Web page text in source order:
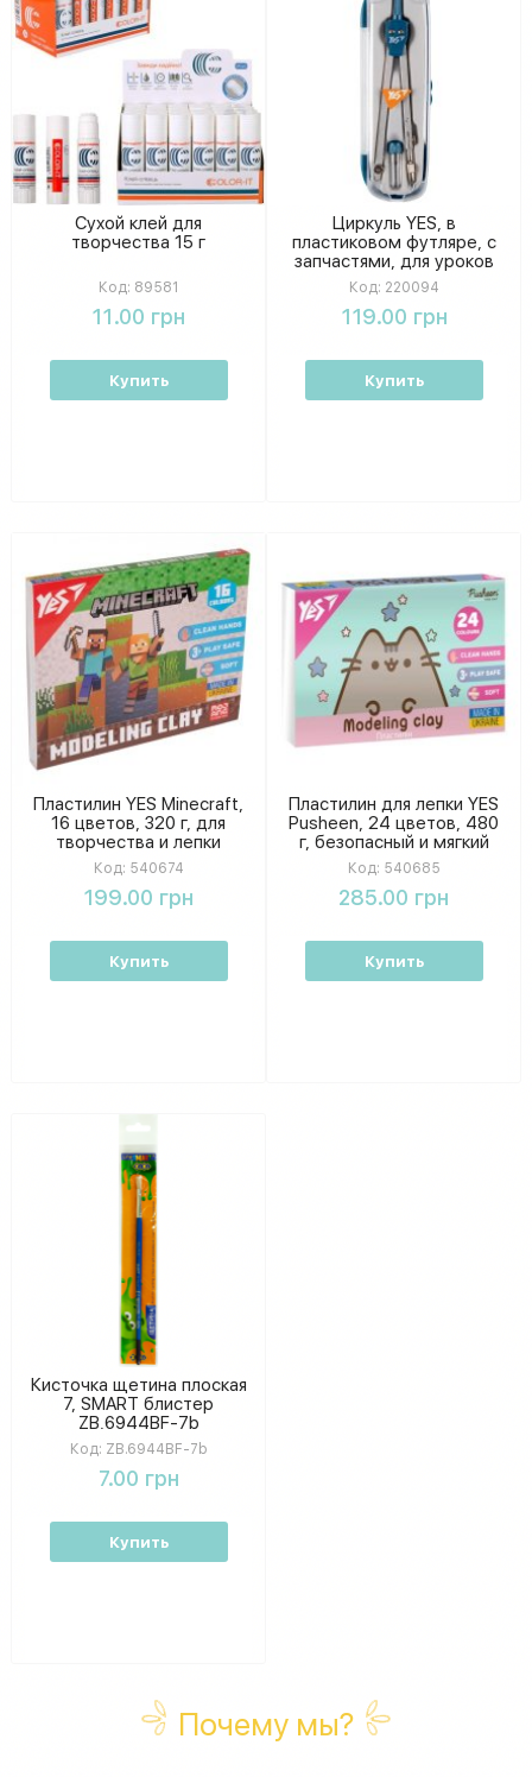
Сухой клей для
творчества 15 г
Код: 89581
11.00 грн
Купить
Циркуль YES, в
пластиковом футляре, с
запчастями, для уроков
геометрии
Код: 220094
119.00 грн
Купить
Пластилин YES Minecraft,
16 цветов, 320 г, для
творчества и лепки
Код: 540674
199.00 грн
Купить
Пластилин для лепки YES
Pusheen, 24 цветов, 480
г, безопасный и мягкий
Код: 540685
285.00 грн
Купить
Кисточка щетина плоская
7, SMART блистер
ZB.6944BF-7b
Код: ZB.6944BF-7b
7.00 грн
Купить
Почему мы?